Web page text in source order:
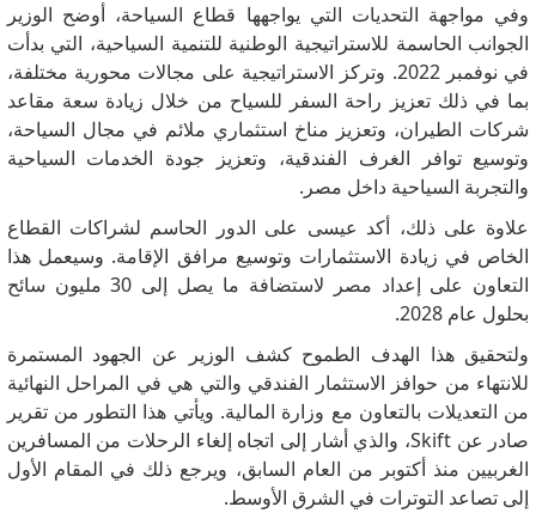
وفي مواجهة التحديات التي يواجهها قطاع السياحة، أوضح الوزير
الجوانب الحاسمة للاستراتيجية الوطنية للتنمية السياحية، التي بدأت
في نوفمبر 2022. وتركز الاستراتيجية على مجالات محورية مختلفة،
بما في ذلك تعزيز راحة السفر للسياح من خلال زيادة سعة مقاعد
شركات الطيران، وتعزيز مناخ استثماري ملائم في مجال السياحة،
وتوسيع توافر الغرف الفندقية، وتعزيز جودة الخدمات السياحية
والتجربة السياحية داخل مصر.
علاوة على ذلك، أكد عيسى على الدور الحاسم لشراكات القطاع
الخاص في زيادة الاستثمارات وتوسيع مرافق الإقامة. وسيعمل هذا
التعاون على إعداد مصر لاستضافة ما يصل إلى 30 مليون سائح
بحلول عام 2028.
ولتحقيق هذا الهدف الطموح كشف الوزير عن الجهود المستمرة
للانتهاء من حوافز الاستثمار الفندقي والتي هي في المراحل النهائية
من التعديلات بالتعاون مع وزارة المالية. ويأتي هذا التطور من تقرير
صادر عن Skift، والذي أشار إلى اتجاه إلغاء الرحلات من المسافرين
الغربيين منذ أكتوبر من العام السابق، ويرجع ذلك في المقام الأول
إلى تصاعد التوترات في الشرق الأوسط.